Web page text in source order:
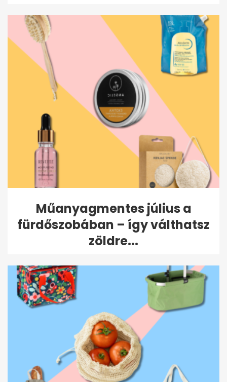
Műanyagmentes július a
fürdőszobában – így válthatsz
zöldre...